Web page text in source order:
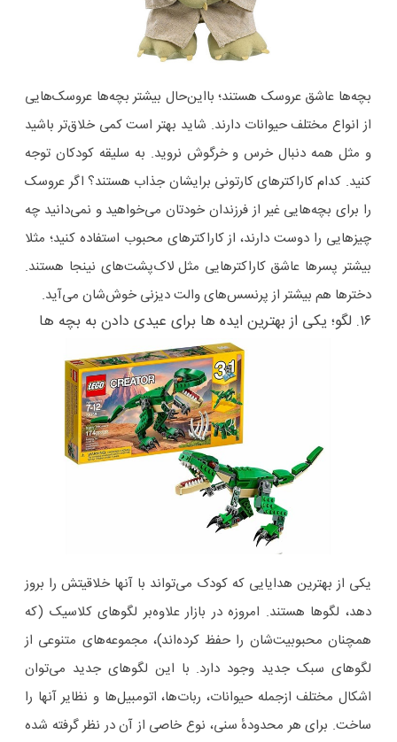
بچه‌ها عاشق عروسک هستند؛ بااین‌حال بیشتر بچه‌ها عروسک‌هایی
از انواع مختلف حیوانات دارند. شاید بهتر است کمی خلاق‌تر باشید
و مثل همه دنبال خرس و خرگوش نروید. به سلیقه کودکان توجه
کنید. کدام کاراکترهای کارتونی برایشان جذاب هستند؟ اگر عروسک
را برای بچه‌هایی غیر از فرزندان خودتان می‌خواهید و نمی‌دانید چه
چیزهایی را دوست دارند، از کاراکترهای محبوب استفاده کنید؛ مثلا
بیشتر پسرها عاشق کاراکترهایی مثل لاک‌پشت‌های نینجا هستند.
دخترها هم بیشتر از پرنسس‌های والت دیزنی خوش‌شان می‌آید.
۱۶. لگو؛ یکی از بهترین ایده ها برای عیدی دادن به بچه ها
یکی از بهترین هدایایی که کودک می‌تواند با آنها خلاقیتش را بروز
دهد، لگوها هستند. امروزه در بازار علاوه‌بر لگوهای کلاسیک (که
همچنان محبوبیت‌شان را حفظ کرده‌اند)، مجموعه‌های متنوعی از
لگوهای سبک جدید وجود دارد. با این لگوهای جدید می‌توان
اشکال مختلف ازجمله حیوانات، ربات‌ها، اتومبیل‌ها و نظایر آنها را
ساخت. برای هر محدودهٔ سنی، نوع خاصی از آن در نظر گرفته شده